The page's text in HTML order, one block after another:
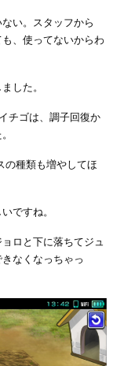
い。スタッフから
、使ってないからわ
した。
チゴは、調子回復か
の種類も増やしてほ
ですね。
ロと下に落ちてジュ
なくなっちゃっ